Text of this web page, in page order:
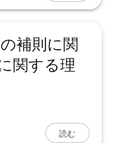
補則に関
関する理
読む